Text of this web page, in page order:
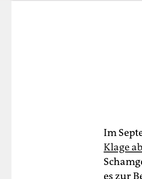
Im
Klage ab
es zur